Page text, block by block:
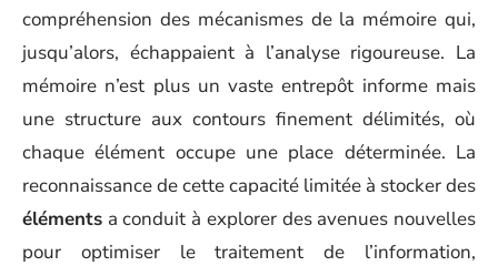
compréhension des mécanismes de la mémoire qui,
jusqu’alors, échappaient à l’analyse rigoureuse. La
mémoire n’est plus un vaste entrepôt informe mais
une structure aux contours finement délimités, où
chaque élément occupe une place déterminée. La
reconnaissance de cette capacité limitée à stocker des
éléments a conduit à explorer des avenues nouvelles
pour optimiser le traitement de l’information,